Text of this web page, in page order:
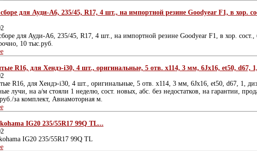
для Ауди-A6, 235/45, R17, 4 шт., на импортной резине Goodyear F1, в хор.
для Ауди-A6, 235/45, R17, 4 шт., на импортной резине Goodyear F1, в хор. сост.,
10 тыс.руб.
R16, для Хендэ-i30, 4 шт., оригинальные, 5 отв. х114, 3 мм, 6Jх16, et50, d67,
R16, для Хендэ-i30, 4 шт., оригинальные, 5 отв. х114, 3 мм, 6Jх16, et50, d67, 1,
лучи, на а/м стояли 1 неделю, сост. новых, абс. без недостатков, на гарантии,
за комплект, Авиамоторная м.
IG20 235/55R17 99Q TL...
IG20 235/55R17 99Q TL